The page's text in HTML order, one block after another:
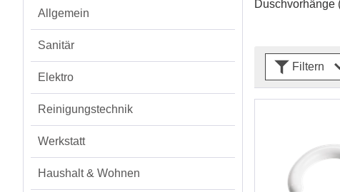
Allgemein
Sanitär
Elektro
Reinigungstechnik
Werkstatt
Haushalt & Wohnen
Duschvorhänge
Filtern